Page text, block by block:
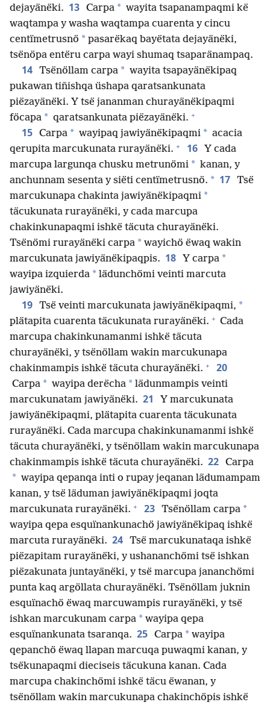
dejayänëki. 13 Carpa * wayita tsapanampaqmi kë
waqtampa y washa waqtampa cuarenta y cincu
centïmetrusnö * pasarëkaq bayëtata dejayänëki,
tsënöpa entëru carpa wayi shumaq tsaparänampaq.
14 Tsënöllam carpa * wayita tsapayänëkipaq
pukawan tiñishqa üshapa qaratsankunata
piëzayänëki. Y tsë jananman churayänëkipaqmi
föcapa * qaratsankunata piëzayänëki. +
15 Carpa * wayipaq jawiyänëkipaqmi * acacia
qerupita marcukunata rurayänëki. + 16
Y cada
marcupa largunqa chusku metrunömi * kanan, y
anchunnam sesenta y siëti centïmetrusnö. * 17 Tsë
marcukunapa chakinta jawiyänëkipaqmi *
täcukunata rurayänëki, y cada marcupa
chakinkunapaqmi ishkë täcuta churayänëki.
Tsënömi rurayänëki carpa * wayichö ëwaq wakin
marcukunata jawiyänëkipaqpis. 18 Y carpa *
wayipa izquierda * lädunchömi veinti marcuta
jawiyänëki.
19 Tsë veinti marcukunata jawiyänëkipaqmi, *
plätapita cuarenta täcukunata rurayänëki. + Cada
marcupa chakinkunamanmi ishkë täcuta
churayänëki, y tsënöllam wakin marcukunapa
chakinmampis ishkë täcuta churayänëki. + 20
Carpa * wayipa derëcha * lädunmampis veinti
marcukunatam jawiyänëki. 21
Y marcukunata
jawiyänëkipaqmi, plätapita cuarenta täcukunata
rurayänëki. Cada marcupa chakinkunamanmi ishkë
täcuta churayänëki, y tsënöllam wakin marcukunapa
chakinmampis ishkë täcuta churayänëki. 22 Carpa
* wayipa qepanqa inti o rupay jeqanan lädumampam
kanan, y tsë läduman jawiyänëkipaqmi joqta
marcukunata rurayänëki. + 23 Tsënöllam carpa *
wayipa qepa esquïnankunachö jawiyänëkipaq ishkë
marcuta rurayänëki. 24 Tsë marcukunataqa ishkë
piëzapitam rurayänëki, y ushananchömi tsë ishkan
piëzakunata juntayänëki, y tsë marcupa jananchömi
punta kaq argöllata churayänëki. Tsënöllam juknin
esquïnachö ëwaq marcuwampis rurayänëki, y tsë
ishkan marcukunam carpa * wayipa qepa
esquïnankunata tsaranqa. 25 Carpa * wayipa
qepanchö ëwaq llapan marcuqa puwaqmi kanan, y
tsëkunapaqmi dieciseis täcukuna kanan. Cada
marcupa chakinchömi ishkë täcu ëwanan, y
tsënöllam wakin marcukunapa chakinchöpis ishkë